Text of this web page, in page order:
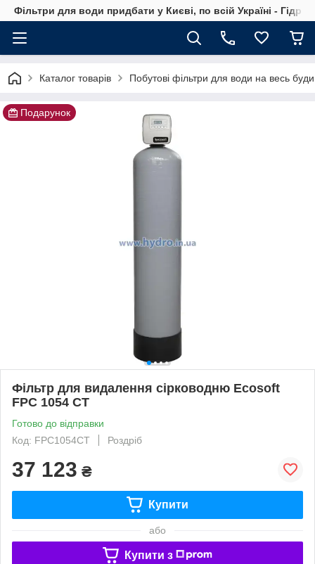
Фільтри для води придбати у Києві, по всій Україні - Гідро-
Каталог товарів Побутові фільтри для води на весь
Подарунок
Фільтр для видалення сірководню Ecosoft
FPC 1054 CT
Готово до відправки
Код: FPC1054CT
Роздріб
37 123 ₴
Купити
або
Купити з